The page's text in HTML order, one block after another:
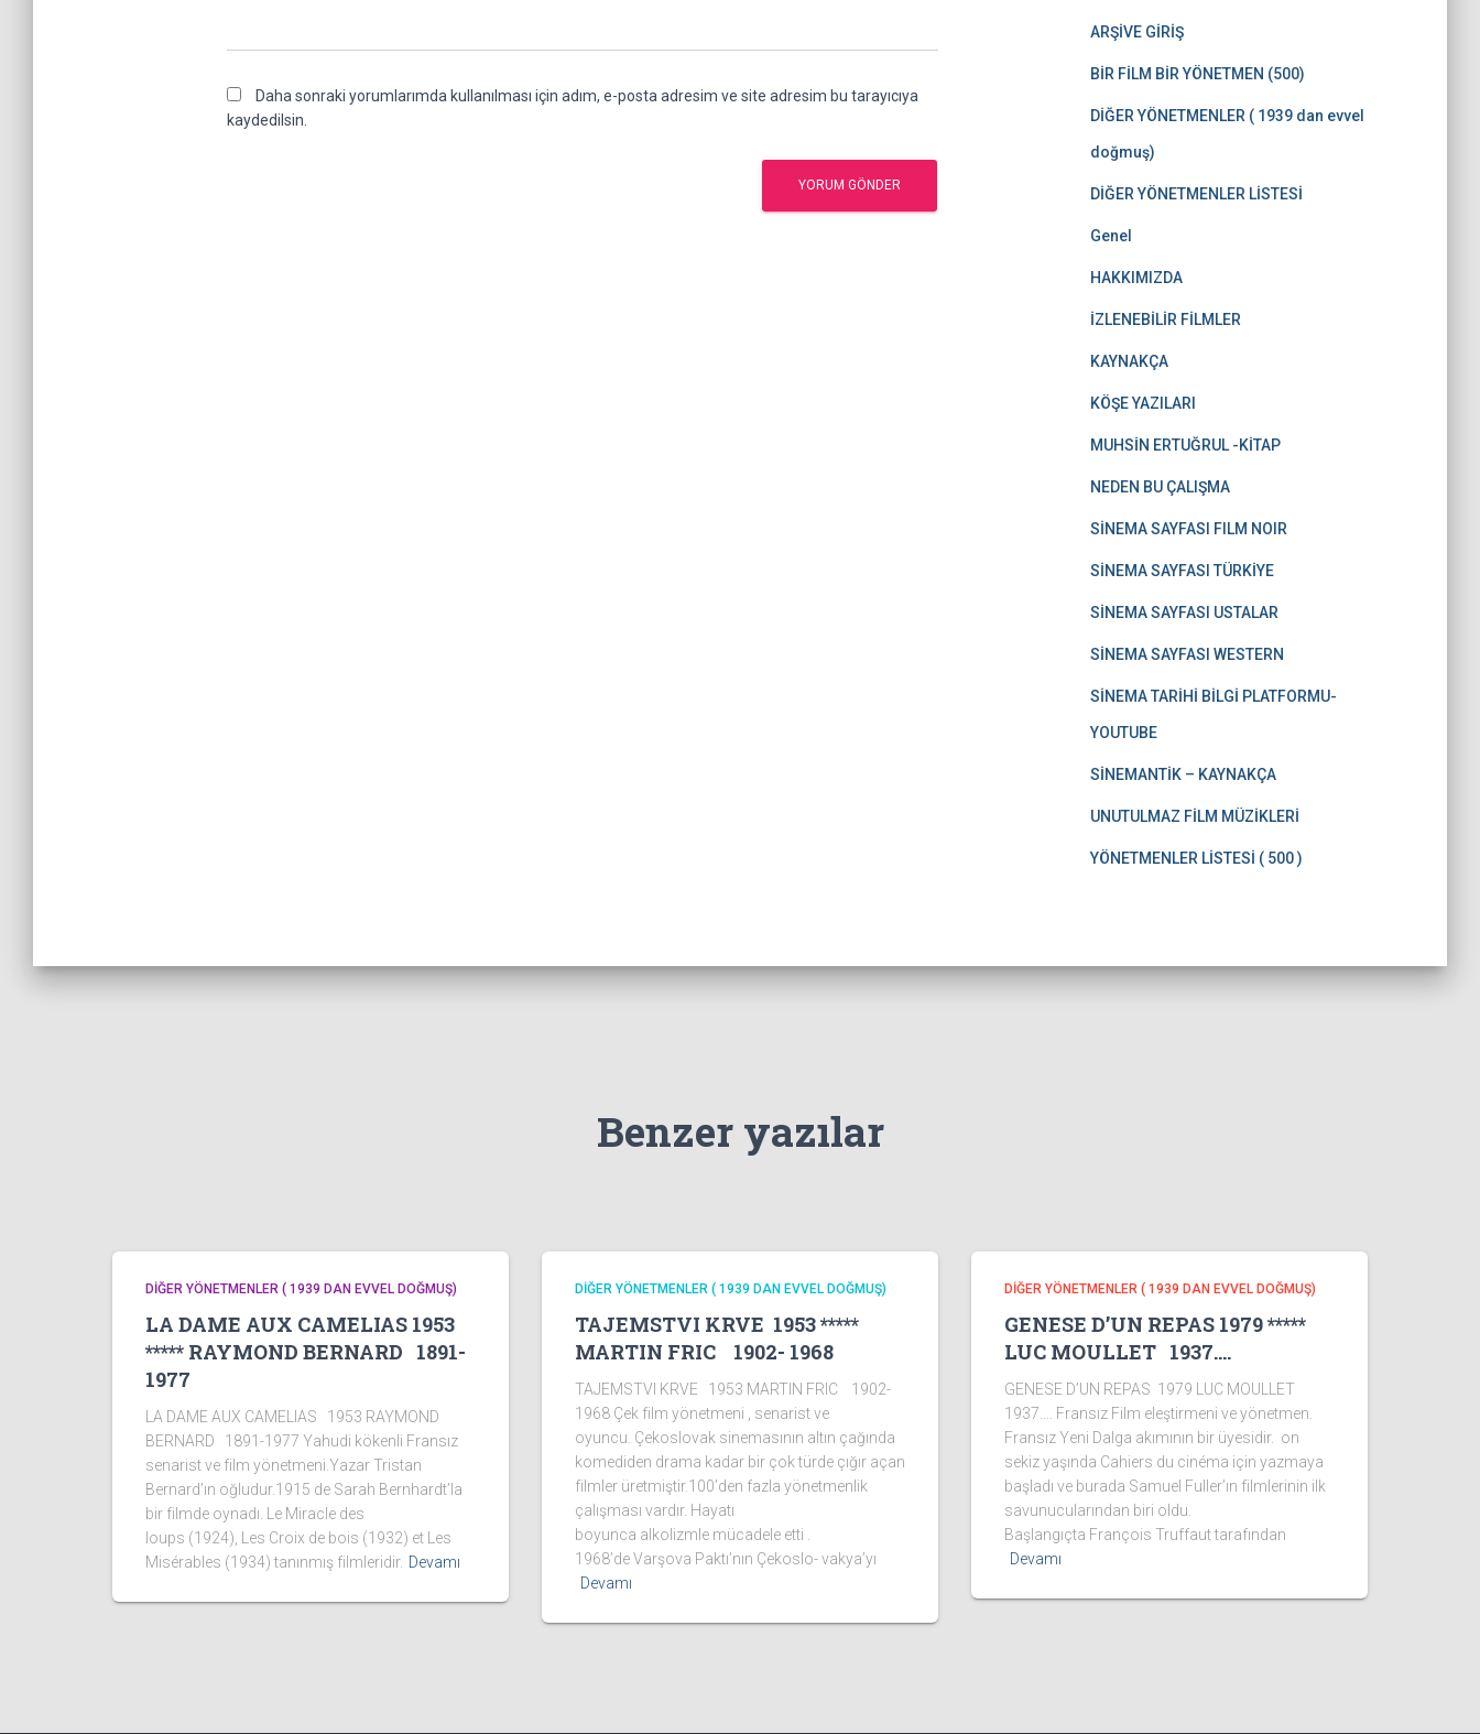
Daha sonraki yorumlarımda kullanılması için adım, e-posta adresim ve site adresim bu tarayıcıya
kaydedilsin.
ARŞİVE GİRİŞ
BİR FİLM BİR YÖNETMEN (500)
DİĞER YÖNETMENLER ( 1939 dan evvel
doğmuş)
DİĞER YÖNETMENLER LİSTESİ
Genel
HAKKIMIZDA
İZLENEBİLİR FİLMLER
KAYNAKÇA
KÖŞE YAZILARI
MUHSİN ERTUĞRUL -KİTAP
NEDEN BU ÇALIŞMA
SİNEMA SAYFASI FILM NOIR
SİNEMA SAYFASI TÜRKİYE
SİNEMA SAYFASI USTALAR
SİNEMA SAYFASI WESTERN
SİNEMA TARİHİ BİLGİ PLATFORMU-
YOUTUBE
SİNEMANTİK – KAYNAKÇA
UNUTULMAZ FİLM MÜZİKLERİ
YÖNETMENLER LİSTESİ ( 500 )
Benzer yazılar
DİĞER YÖNETMENLER ( 1939 DAN EVVEL DOĞMUŞ)
LA DAME AUX CAMELIAS 1953
***** RAYMOND BERNARD 1891-
1977
LA DAME AUX CAMELIAS 1953 RAYMOND
BERNARD 1891-1977 Yahudi kökenli Fransız
senarist ve film yönetmeni.Yazar Tristan
Bernard’ın oğludur.1915 de Sarah Bernhardt’la
bir filmde oynadı. Le Miracle des
loups (1924), Les Croix de bois (1932) et Les
Misérables (1934) tanınmış filmleridir. Devamı
DİĞER YÖNETMENLER ( 1939 DAN EVVEL DOĞMUŞ)
TAJEMSTVI KRVE 1953 *****
MARTIN FRIC 1902- 1968
TAJEMSTVI KRVE 1953 MARTIN FRIC 1902-
1968 Çek film yönetmeni , senarist ve
oyuncu. Çekoslovak sinemasının altın çağında
komediden drama kadar bir çok türde çığır açan
filmler üretmiştir.100’den fazla yönetmenlik
çalışması vardır. Hayatı
boyunca alkolizmle mücadele etti .
1968’de Varşova Paktı’nın Çekoslo- vakya’yı
Devamı
DİĞER YÖNETMENLER ( 1939 DAN EVVEL DOĞMUŞ)
GENESE D’UN REPAS 1979 *****
LUC MOULLET 1937….
GENESE D’UN REPAS 1979 LUC MOULLET
1937…. Fransız Film eleştirmeni ve yönetmen.
Fransız Yeni Dalga akımının bir üyesidir. on
sekiz yaşında Cahiers du cinéma için yazmaya
başladı ve burada Samuel Fuller’ın filmlerinin ilk
savunucularından biri oldu.
Başlangıçta François Truffaut tarafından
Devamı